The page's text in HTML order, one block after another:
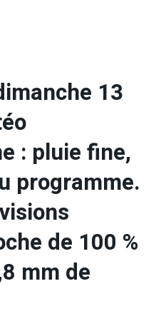
13
: pluie fine,
programme.
de 100 %
mm de